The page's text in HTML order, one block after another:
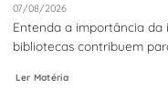
07/08/2026
Entenda a importância da
bibliotecas contribuem
Ler Matéria